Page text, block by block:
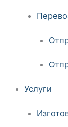
Услуги